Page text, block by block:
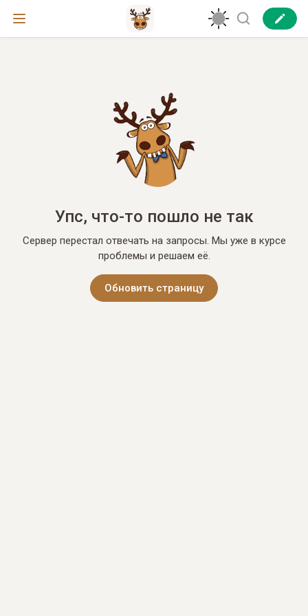
Упс, что-то пошло не так
Сервер перестал отвечать на запросы. Мы уже в курсе
проблемы и решаем её.
Обновить страницу